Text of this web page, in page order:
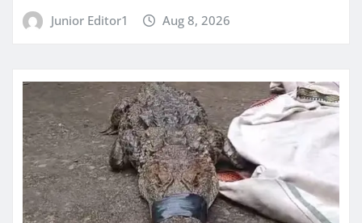
Junior Editor1 Aug 8, 2026